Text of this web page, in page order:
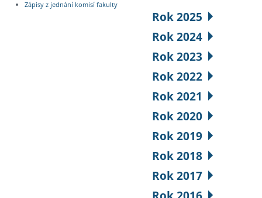
Zápisy z jednání komisí fakulty
Rok 2025
Rok 2024
Rok 2023
Rok 2022
Rok 2021
Rok 2020
Rok 2019
Rok 2018
Rok 2017